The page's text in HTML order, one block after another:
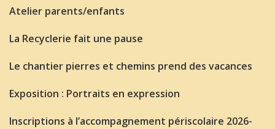
Atelier parents/enfants
La Recyclerie fait une pause
Le chantier pierres et chemins prend des vacances
Exposition : Portraits en expression
Inscriptions à l’accompagnement périscolaire 2026-